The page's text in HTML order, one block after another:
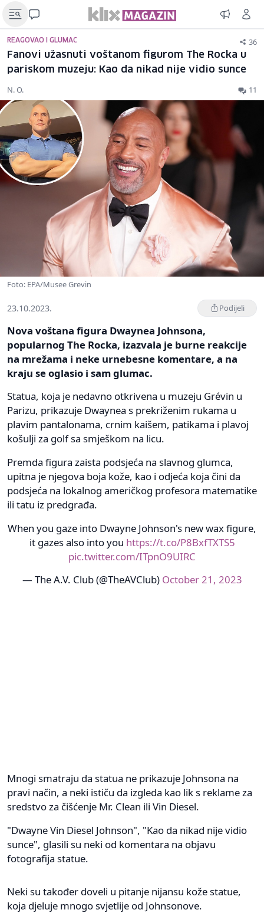
REAGOVAO I GLUMAC 36
Fanovi užasnuti voštanom figurom The Rocka u
pariskom muzeju: Kao da nikad nije vidio sunce
N. O. 11
Foto: EPA/Musee Grevin
23.10.2023. Podijeli
Nova voštana figura Dwaynea Johnsona,
popularnog The Rocka, izazvala je burne reakcije
na mrežama i neke urnebesne komentare, a na
kraju se oglasio i sam glumac.
Statua, koja je nedavno otkrivena u muzeju Grévin u
Parizu, prikazuje Dwaynea s prekriženim rukama u
plavim pantalonama, crnim kaišem, patikama i plavoj
košulji za golf sa smješkom na licu.
Premda figura zaista podsjeća na slavnog glumca,
upitna je njegova boja kože, kao i odjeća koja čini da
podsjeća na lokalnog američkog profesora matematike
ili tatu iz predgrađa.
When you gaze into Dwayne Johnson's new wax figure,
it gazes also into you https://t.co/P8BxfTXTS5
pic.twitter.com/ITpnO9UIRC
— The A.V. Club (@TheAVClub) October 21, 2023
Mnogi smatraju da statua ne prikazuje Johnsona na
pravi način, a neki ističu da izgleda kao lik s reklame za
sredstvo za čišćenje Mr. Clean ili Vin Diesel.
"Dwayne Vin Diesel Johnson", "Kao da nikad nije vidio
sunce", glasili su neki od komentara na objavu
fotografija statue.
Neki su također doveli u pitanje nijansu kože statue,
koja djeluje mnogo svjetlije od Johnsonove.